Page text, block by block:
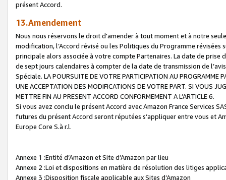
présent Accord.
13.Amendement
Nous nous réservons le droit d'amender à tout moment et à notre
modification, l’Accord révisé ou les Politiques du Programme
principale alors associée à votre compte Partenaires. La date de
de sept jours calendaires à compter de la date de transmission de
Spéciale. LA POURSUITE DE VOTRE PARTICIPATION AU PROGRAMME
UNE ACCEPTATION DES MODIFICATIONS DE VOTRE PART. SI VOUS
METTRE FIN AU PRESENT ACCORD CONFORMEMENT A L’ARTICLE 6.
Si vous avez conclu le présent Accord avec Amazon France Services
futures du présent Accord seront réputées s’appliquer entre vous et
Europe Core S.à r.l.
Annexe 1 :Entité d’Amazon et Site d’Amazon par lieu
Annexe 2 :Loi et dispositions en matière de résolution des litiges
Annexe 3 :Disposition fiscale applicable aux Sites d’Amazon